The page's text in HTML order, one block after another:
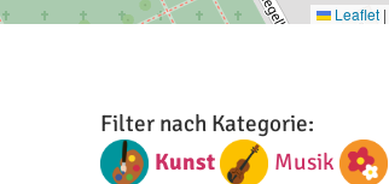
Leaflet |
Filter nach Kategorie:
Kunst
Musik